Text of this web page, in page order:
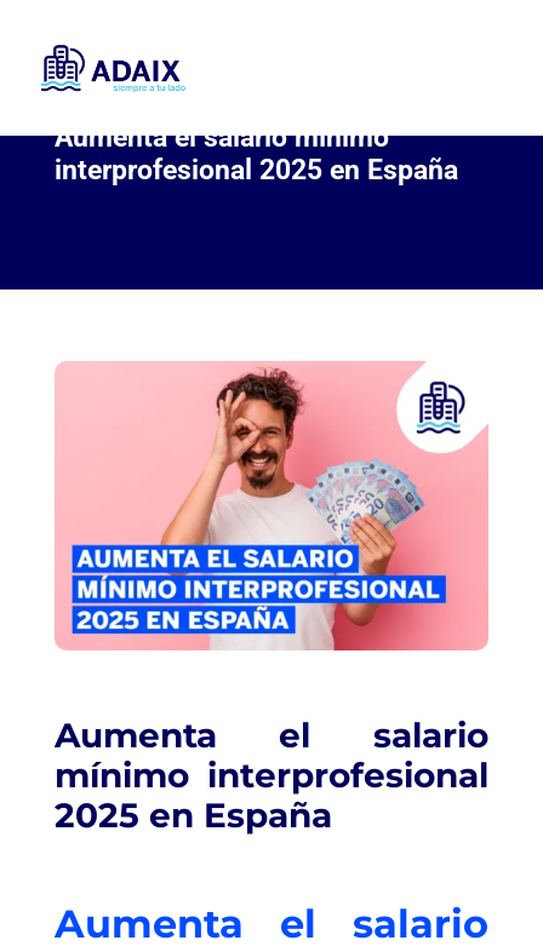
Aumenta el salario mínimo
interprofesional 2025 en España
Aumenta el salario
mínimo interprofesional
2025 en España
Aumenta el salario